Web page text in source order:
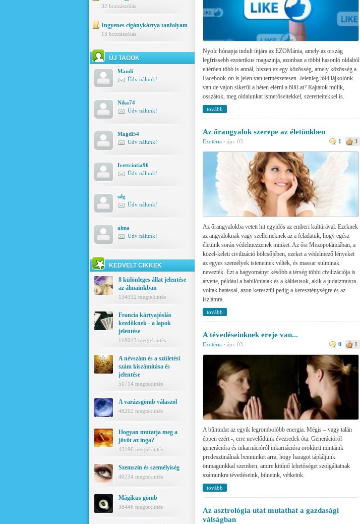
32 hozzászólás
Ingyenes cigánykártya tanfolyam
13 hozzászólás
ÚJ TAGOK
Mandi
Üdv nálunk!
Nika74
Üdv nálunk!
Magdi54
Üdv nálunk!
Ivettcintia96
Üdv nálunk!
sdg
Üdv nálunk!
alma
Üdv nálunk!
KEDVELT CIKKEK
8 különleges állat jelentése
az álmainkban
134992 megtekintés
Francia kártyajóslás
kezdőknek - a lapok
jelentése
118013 megtekintés
A névszám és a születési
szám kiszámítása és
jelentése
51714 megtekintés
A varázsgömb válaszol
48262 megtekintés
Hogyan mutatja meg a
jövőt az inga?
43196 megtekintés
Szemszín és személyiség
40234 megtekintés
Mágikus gömb
38446 megtekintés
Nyolc hónapja indult útjára az EZOMánia, amely az ország
legfrissebb ezoterikus magazinja, azonban a többi hasonló oldaltól
eltérően több is annál, hiszen ez egy közösség, amely közösség a
Facebook-on is jelen van természetesen. Jelenleg 594 lájkolónk
van de vajon sikerül a héten elérni a 600-at? Rajtatok múlik,
osszátok, meg oldalunkat ismerőseitekkel, szeretteitekkel is.
tovább
Az őrangyalok szerepe az életünkben
3
1
Ezotéria· ápr. 03.
Az őrangyalokba vetett hit egyidős az emberi kultúrával. Ezeknek
az angyaloknak vagy szellemeknek az a feladatuk, hogy egész
életünk során védelmezzenek minket. Az ősi Mezopotámiában, a
közel-keleti civilizáció bölcsőjében, ezeket a védelmező lényeket
az egyes személyek isteneinek vélték, és massar sulminak
nevezték. Ezt a hagyományt később a térség többi civilizációja is
átvette, például a babilóniaiak és a káldeusok, akik a judaizmusra
voltak hatással, azon keresztül pedig a kereszténységre és az
iszlámra.
tovább
A tévedéseinknek ereje van...
1
0
Ezotéria· ápr. 03.
A bűntudat az egyik legrombolóbb energia. Mégis – vagy talán
éppen ezért -, erre nevelődünk évezredek óta. Generációról
generációra és inkarnációról inkarnációra örökített mintáink
predesztinálnak bennünket arra, hogy haragot tápláljunk
önmagunkkal szemben, amire kitűnő lehetőséget szolgáltatnak
számunkra tévedéseink, bűneink, vétkeink.
tovább
Az asztrológia utat mutathat a gazdasági
válságban